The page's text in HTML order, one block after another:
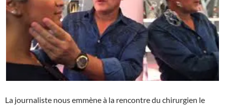
La journaliste nous emmène à la rencontre du chirurgien le